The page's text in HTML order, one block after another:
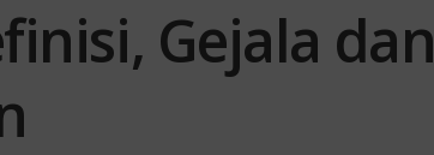
Gejala dan